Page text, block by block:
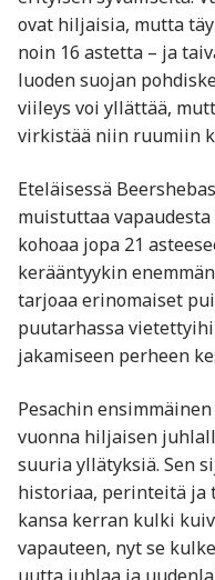
ovat hiljaisia, mutta
noin 16 astetta – ja
luoden suojan
viileys voi yllättää,
virkistää niin ruumiin
Eteläisessä
muistuttaa
kohoaa jopa 21
kerääntyykin
tarjoaa erinomaiset
puutarhassa
jakamiseen perheen
Pesachin
vuonna hiljaisen
suuria yllätyksiä. Sen
historiaa, perinteitä ja
kansa kerran kulki
vapauteen, nyt se